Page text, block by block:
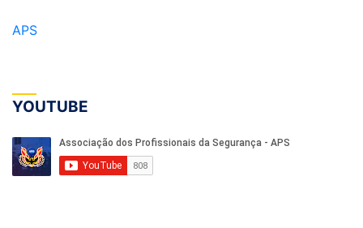
APS
YOUTUBE